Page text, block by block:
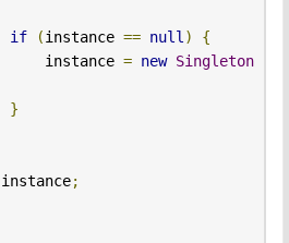
if
(instance == null )
{
                    instance
= new Singleton
}
instance;